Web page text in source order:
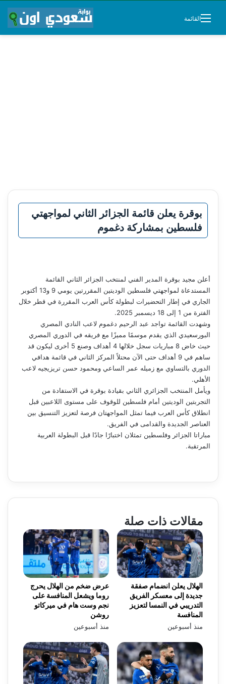
القائمة
بوقرة يعلن قائمة الجزائر الثاني لمواجهتي
فلسطين بمشاركة دغموم
أعلن مجيد بوقرة المدير الفني لمنتخب الجزائر الثاني القائمة
المستدعاة لمواجهتي فلسطين الوديتين المقررتين يومي 9 و13 أكتوبر
الجاري في إطار التحضيرات لبطولة كأس العرب المقررة في قطر خلال
الفترة من 1 إلى 18 ديسمبر 2025.
وشهدت القائمة تواجد عبد الرحيم دغموم لاعب النادي المصري
البورسعيدي الذي يقدم موسمًا مميزًا مع فريقه في الدوري المصري
حيث خاض 8 مباريات سجل خلالها 4 أهداف وصنع 5 أخرى ليكون قد
ساهم في 9 أهداف حتى الآن محتلاً المركز الثاني في قائمة هدافي
الدوري بالتساوي مع زميله عمر الساعي ومحمود حسن تريزيجيه لاعب
الأهلي.
ويأمل المنتخب الجزائري الثاني بقيادة بوقرة في الاستفادة من
التجربتين الوديتين أمام فلسطين للوقوف على مستوى اللاعبين قبل
انطلاق كأس العرب فيما تمثل المواجهتان فرصة لتعزيز التنسيق بين
العناصر الجديدة والقدامى في الفريق.
مباراتا الجزائر وفلسطين تمثلان اختبارًا جادًا قبل البطولة العربية
المرتقبة.
مقالات ذات صلة
عرض ضخم من الهلال يحرج
روما ويشعل المنافسة على
نجم وست هام في ميركاتو
روشن
منذ أسبوعين
الهلال يعلن انضمام صفقة
جديدة إلى معسكر الفريق
التدريبي في النمسا لتعزيز
المنافسة
منذ أسبوعين